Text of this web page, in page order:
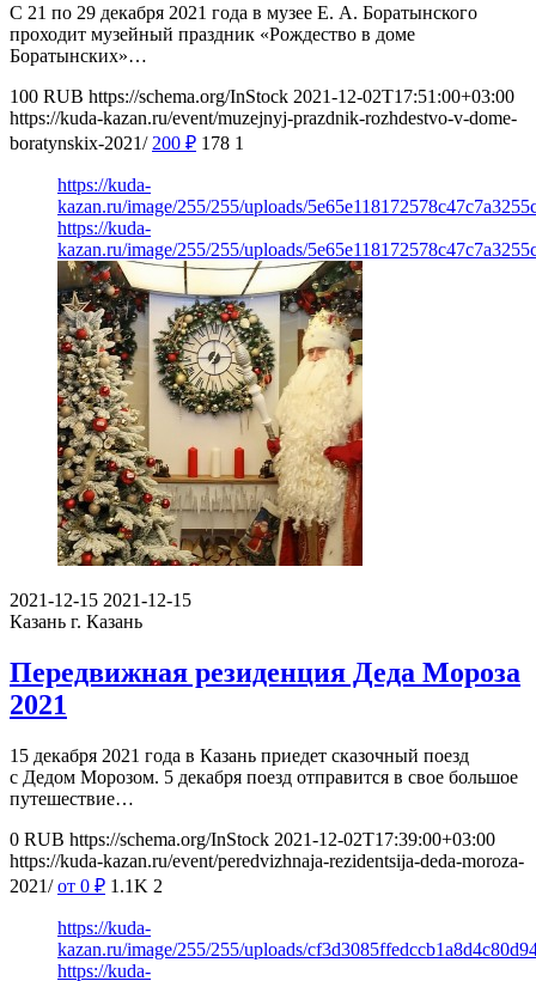
С 21 по 29 декабря 2021 года в музее Е. А. Боратынского
проходит музейный праздник «Рождество в доме
Боратынских»…
100 RUB https://schema.org/InStock 2021-12-02T17:51:00+03:00
https://kuda-kazan.ru/event/muzejnyj-prazdnik-rozhdestvo-v-dome-
boratynskix-2021/ 200 ₽ 178 1
https://kuda-
kazan.ru/image/255/255/uploads/
https://kuda-
kazan.ru/image/255/255/uploads/
2021-12-15 2021-12-15
Казань г. Казань
Передвижная резиденция Деда Мороза
2021
15 декабря 2021 года в Казань приедет сказочный поезд
с Дедом Морозом. 5 декабря поезд отправится в свое большое
путешествие…
0 RUB https://schema.org/InStock 2021-12-02T17:39:00+03:00
https://kuda-kazan.ru/event/peredvizhnaja-rezidentsija-deda-moroza-
2021/ от 0 ₽ 1.1K 2
https://kuda-
kazan.ru/image/255/255/uploads/
https://kuda-